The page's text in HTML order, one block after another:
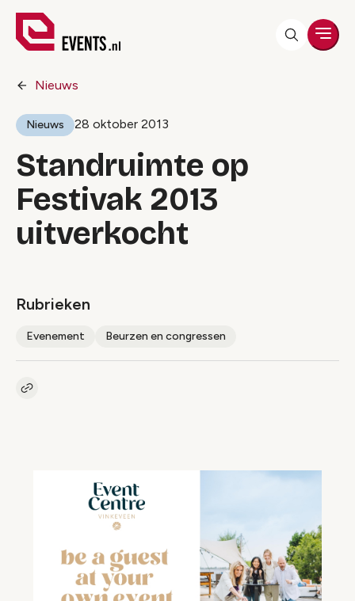
Nieuws
Nieuws 28 oktober 2013
Standruimte op
Festivak 2013
uitverkocht
Rubrieken
Evenement Beurzen en congressen
Kopieer link naar artikel